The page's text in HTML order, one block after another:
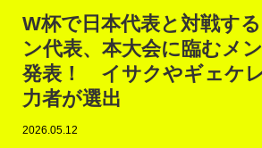
W杯で日本代表と対戦す
ン代表、本大会に臨むメ
発表！ イサクやギェケ
力者が選出
2026.05.12